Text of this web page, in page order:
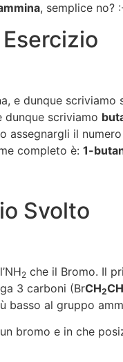
, semplice no?
e dunque
dunque scriviamo
assegnargli il
completo è: 1-
Svolto
2 che il Bromo. Il
3 carboni (BrCH2CH
basso al gruppo
bromo e in che